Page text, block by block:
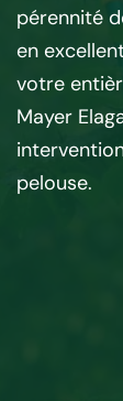
pérennité
en
votre
Mayer
pelouse.